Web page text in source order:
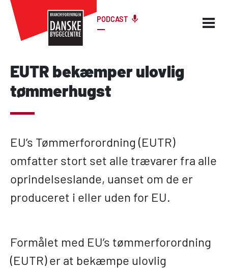
PODCAST
EUTR bekæmper ulovlig
tømmerhugst
EU’s Tømmerforordning (EUTR)
omfatter stort set alle trævarer fra alle
oprindelseslande, uanset om de er
produceret i eller uden for EU.
Formålet med EU’s tømmerforordning
(EUTR) er at bekæmpe ulovlig